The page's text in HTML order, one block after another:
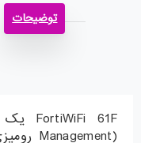
توضیحات